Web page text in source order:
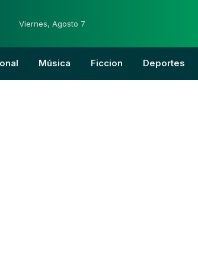
Viernes, Agosto 7
Música Ficcion Deportes